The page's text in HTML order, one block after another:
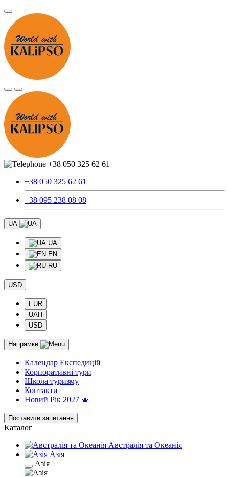
+38 050 325 62 61
+38 050 325 62 61
+38 095 238 08 08
UA
UA
EN
RU
USD
EUR
UAH
USD
Напрямки
Календар Експедицій
Корпоративні тури
Школа туризму
Контакти
Новий Рік 2027 🎄
Поставити запитання
Каталог
Австралія та Океанія
Азія
Азія